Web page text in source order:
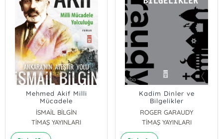
Mehmed Akif Milli
Mücadele
İSMAİL BİLGİN
TİMAŞ YAYINLARI
Kadim Dinler ve
Bilgelikler
ROGER GARAUDY
TİMAŞ YAYINLARI